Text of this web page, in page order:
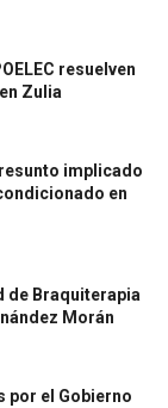
resuelven
Zulia
implicado
en
de Braquiterapia
Morán
por el Gobierno